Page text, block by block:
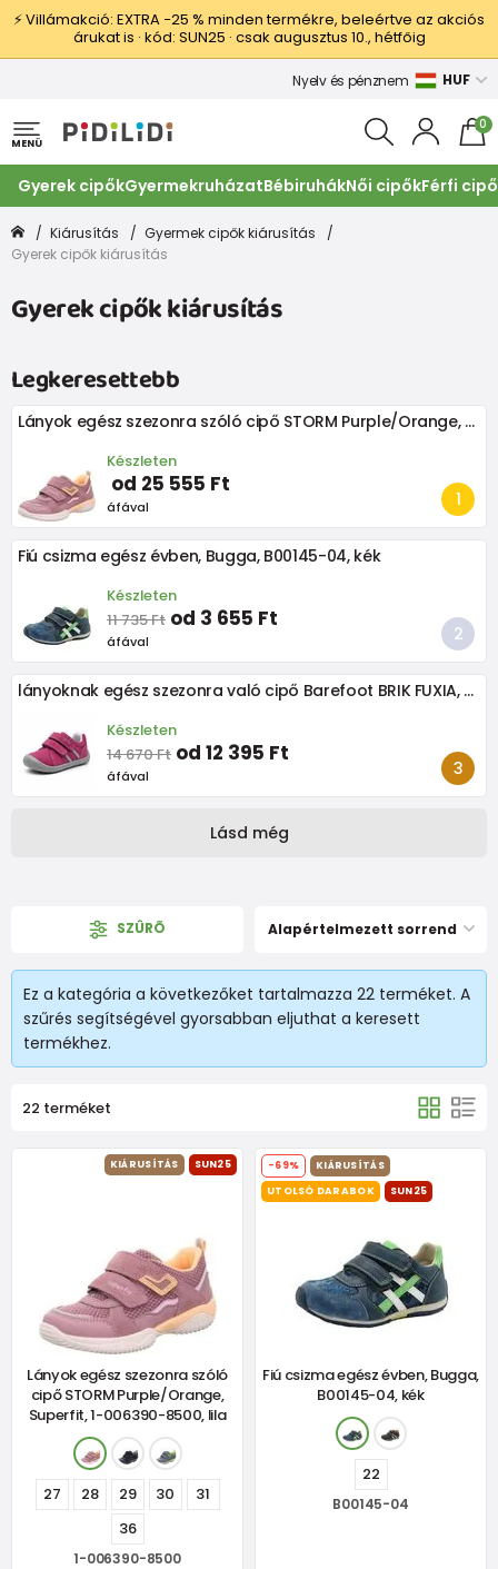
⚡ Villámakció: EXTRA −25 % minden termékre, beleértve az akciós
árukat is · kód: SUN25 · csak augusztus 10., hétfőig
Nyelv és pénznem HUF
MENÜ
0
Gyerek cipőkGyermekruházatBébiruhákNői cipőkFérfi
Kiárusítás
Gyermek cipők kiárusítás
Gyerek cipők kiárusítás
Gyerek cipők kiárusítás
Legkeresettebb
Lányok egész szezonra szóló cipő STORM Purple/Orange, Superfit, 1-006390-8500, lila
Készleten
od 25 555 Ft
áfával
Fiú csizma egész évben, Bugga, B00145-04, kék
Készleten
11 735 Ft od 3 655 Ft
áfával
lányoknak egész szezonra való cipő Barefoot BRIK FUXIA, protetika
Készleten
14 670 Ft od 12 395 Ft
áfával
Lásd még
SZÛRÕ Alapértelmezett sorrend
Ez a kategória a következőket tartalmazza 22 terméket. A
szűrés segítségével gyorsabban eljuthat a keresett
termékhez.
22 terméket
KIÁRUSÍTÁS SUN25
Lányok egész szezonra szóló
cipő STORM Purple/Orange,
Superfit, 1-006390-8500, lila
27 28 29 30
31
36
1-006390-8500
-69%
KIÁRUSÍTÁS
UTOLSÓ DARABOK
SUN25
Fiú csizma egész évben, Bugga,
B00145-04, kék
22
B00145-04